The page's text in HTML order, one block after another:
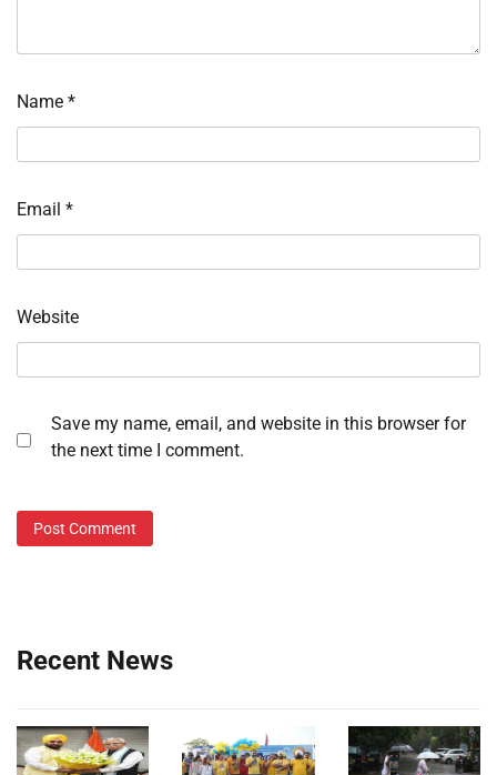
Name *
Email *
Website
Save my name, email, and website in this browser for
the next time I comment.
Recent News